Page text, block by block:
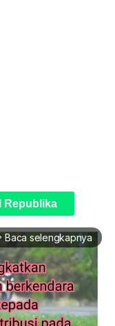
Republika
Baca selengkapnya